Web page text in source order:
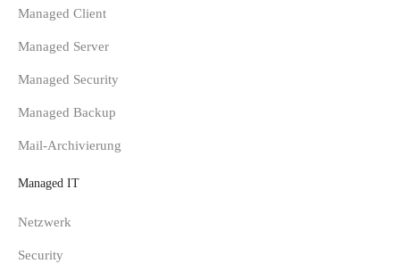
Managed Client
Managed Server
Managed Security
Managed Backup
Mail-Archivierung
Managed IT
Netzwerk
Security